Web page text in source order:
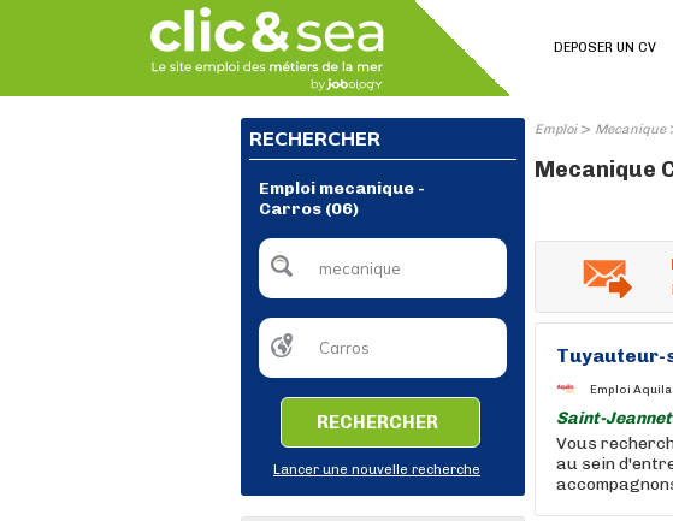
DEPOSER UN CV
RECHERCHER
Emploi mecanique -
Carros (06)
RECHERCHER
Lancer une nouvelle recherche
Emploi> Mecanique
Mecanique
Tuyauteur-
Emploi Aquila
Saint-
Vous
au sein